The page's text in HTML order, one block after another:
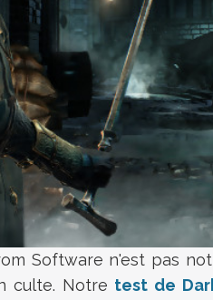
Software n'est pas
culte. Notre test de